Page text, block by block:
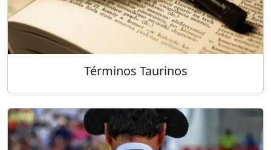
Términos Taurinos